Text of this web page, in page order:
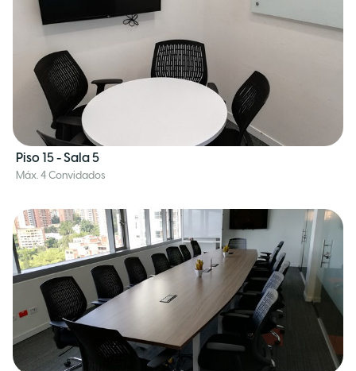
Piso 15 - Sala 5
Máx. 4 Convidados